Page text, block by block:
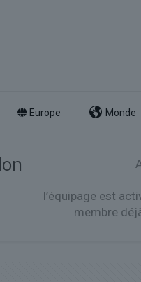
Europe Monde
l’équipage est
membre